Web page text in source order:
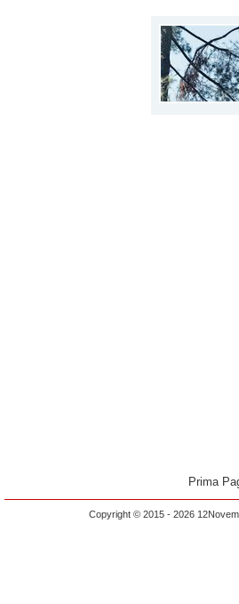
Prima
Copyright © 2015 - 2026